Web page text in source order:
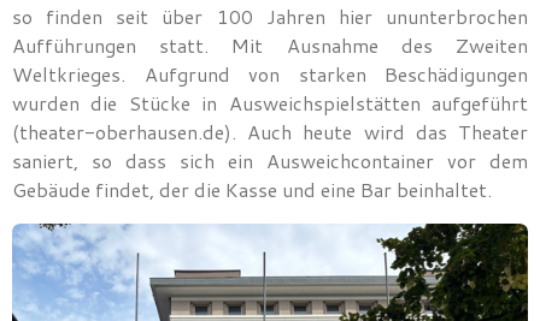
so finden seit über 100 Jahren hier ununterbrochen
Aufführungen statt. Mit Ausnahme des Zweiten
Weltkrieges. Aufgrund von starken Beschädigungen
wurden die Stücke in Ausweichspielstätten aufgeführt
(theater-oberhausen.de). Auch heute wird das Theater
saniert, so dass sich ein Ausweichcontainer vor dem
Gebäude findet, der die Kasse und eine Bar beinhaltet.